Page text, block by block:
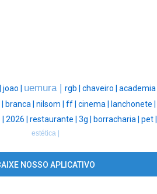
joao | uemura | rgb | chaveiro | academia |
branca | nilsom | ff | cinema | lanchonete |
2026 | restaurante | 3g | borracharia | pet |
estética |
NOSSO APLICATIVO